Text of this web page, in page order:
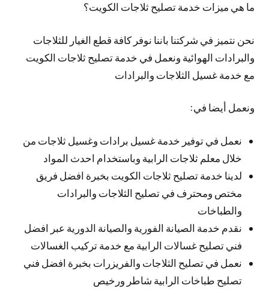
ما هي ميزات خدمة تصليح ثلاجات الكويت؟
نحن نتميز في شركتنا باننا نوفر كافة قطع الغيار للثلاجات
والبرادات الهوائية ونعمل في خدمة تصليح ثلاجات الكويت
مع خدمة غسيل الثلاجات والبرادات
ونعمل أيضا في:
نعمل في توفير خدمة غسيل برادات وغسيل ثلاجات من
خلال معلم ثلاجات الرابية وباستخدام احدث المواد
لدينا خدمة تصليح ثلاجات الكويت بخبرة افضل فريق
مختص ومحترف في تصليح الثلاجات والبرادات
والطباخات
نقدم خدمة الصيانة الفورية والصيانة الدورية عبر افضل
فني تصليح غسالات الرابية مع خدمة تركيب الغسالات
نعمل في تصليح الثلاجات والفريزرات بخبرة افضل فني
تصليح طباخات الرابية شاطر ورخيص